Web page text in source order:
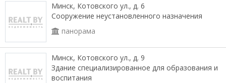
Минск, Котовского ул., д. 6
Сооружение неустановленного назначения
панорама
Минск, Котовского ул., д. 9
Здание специализированное для образования и
воспитания